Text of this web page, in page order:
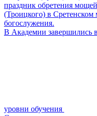
праздник обретения
(Троицкого) в
богослужения.
В Академии завершились
уровни обучения